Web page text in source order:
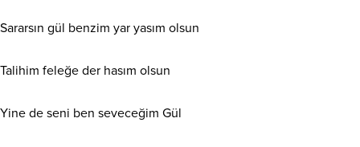
Sararsın gül benzim yar yasım olsun
Talihim feleğe der hasım olsun
Yine de seni ben seveceğim Gül